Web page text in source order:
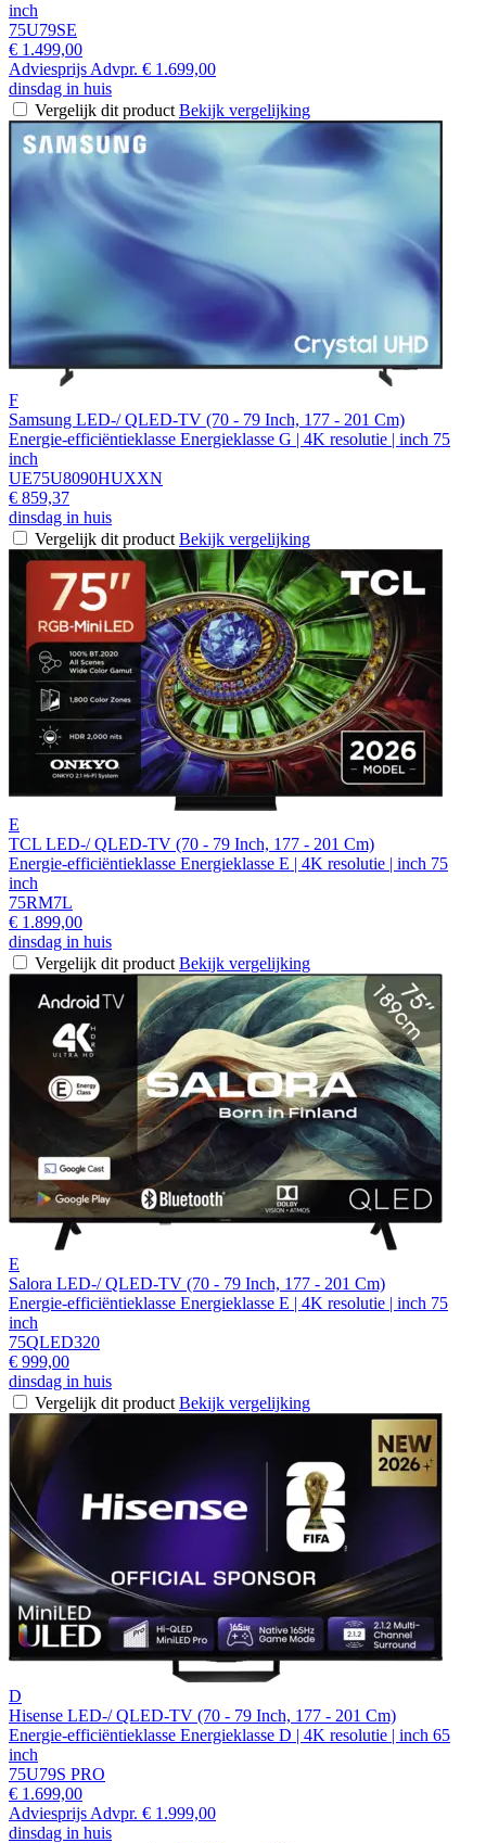
inch
75U79SE
€ 1.499,00
Adviesprijs Advpr. € 1.699,00
dinsdag in huis
Vergelijk dit product Bekijk vergelijking
F
Samsung LED-/ QLED-TV (70 - 79 Inch, 177 - 201 Cm)
Energie-efficiëntieklasse Energieklasse G | 4K resolutie | inch 75
inch
UE75U8090HUXXN
€ 859,37
dinsdag in huis
Vergelijk dit product Bekijk vergelijking
E
TCL LED-/ QLED-TV (70 - 79 Inch, 177 - 201 Cm)
Energie-efficiëntieklasse Energieklasse E | 4K resolutie | inch 75
inch
75RM7L
€ 1.899,00
dinsdag in huis
Vergelijk dit product Bekijk vergelijking
E
Salora LED-/ QLED-TV (70 - 79 Inch, 177 - 201 Cm)
Energie-efficiëntieklasse Energieklasse E | 4K resolutie | inch 75
inch
75QLED320
€ 999,00
dinsdag in huis
Vergelijk dit product Bekijk vergelijking
D
Hisense LED-/ QLED-TV (70 - 79 Inch, 177 - 201 Cm)
Energie-efficiëntieklasse Energieklasse D | 4K resolutie | inch 65
inch
75U79S PRO
€ 1.699,00
Adviesprijs Advpr. € 1.999,00
dinsdag in huis